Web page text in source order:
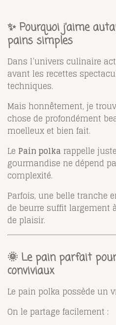
✨ Pourquoi j’aime
pains simples
Dans l’univers culinaire
avant les recettes
techniques.
Mais honnêtement, je
chose de profondément
moelleux et bien fait.
Le Pain polka rappelle
gourmandise ne dépend
complexité.
Parfois, une belle tranche
de beurre suffit largement
de plaisir.
🌞 Le pain parfait
conviviaux
Le pain polka possède un
On le partage facilement :